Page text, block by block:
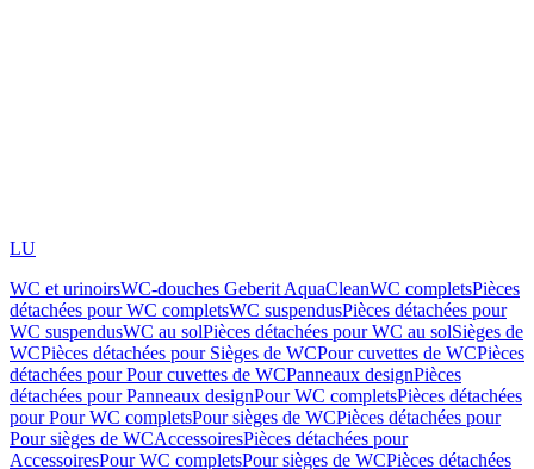
LU
WC et urinoirsWC-douches Geberit AquaCleanWC completsPièces
détachées pour WC completsWC suspendusPièces détachées pour
WC suspendusWC au solPièces détachées pour WC au solSièges de
WCPièces détachées pour Sièges de WCPour cuvettes de WCPièces
détachées pour Pour cuvettes de WCPanneaux designPièces
détachées pour Panneaux designPour WC completsPièces détachées
pour Pour WC completsPour sièges de WCPièces détachées pour
Pour sièges de WCAccessoiresPièces détachées pour
AccessoiresPour WC completsPour sièges de WCPièces détachées